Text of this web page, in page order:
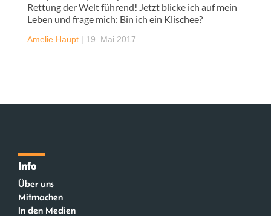
Rettung der Welt führend! Jetzt blicke ich auf mein
Leben und frage mich: Bin ich ein Klischee?
Amelie Haupt | 19. Mai 2017
Info
Über uns
Mitmachen
In den Medien